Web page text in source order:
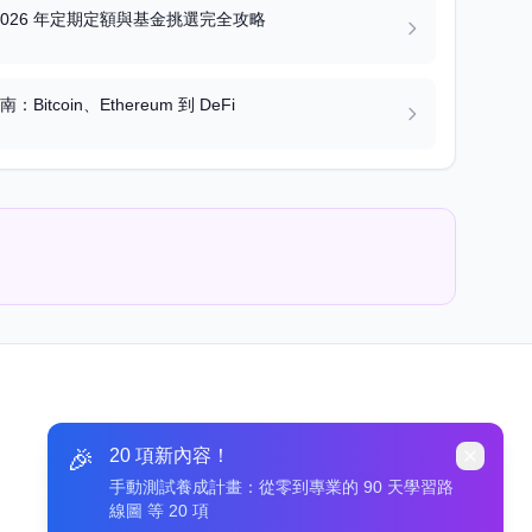
年定期定額與基金挑選完全攻略
：Bitcoin、Ethereum 到 DeFi
🎉 20 項新內容！
手動測試養成計畫：從零到專業的 90 天學習路
線圖 等 20 項